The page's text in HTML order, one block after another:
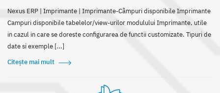
Nexus ERP | Imprimante | Imprimante-Câmpuri disponibile Imprimante
Campuri disponibile tabelelor/view-urilor modulului Imprimante, utile
in cazul in care se doreste configurarea de functii customizate. Tipuri de
date si exemple [...]
Citește mai mult